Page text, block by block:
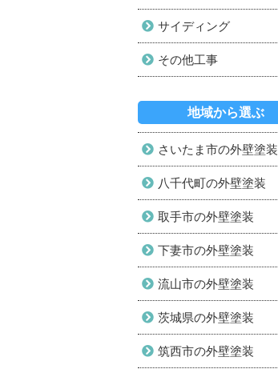
サイディング
その他工事
地域から選ぶ
さいたま市の外壁塗装
八千代町の外壁塗装
取手市の外壁塗装
下妻市の外壁塗装
流山市の外壁塗装
茨城県の外壁塗装
筑西市の外壁塗装